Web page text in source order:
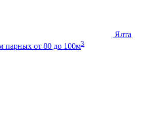
Ялта
парных от 80 до 100м3